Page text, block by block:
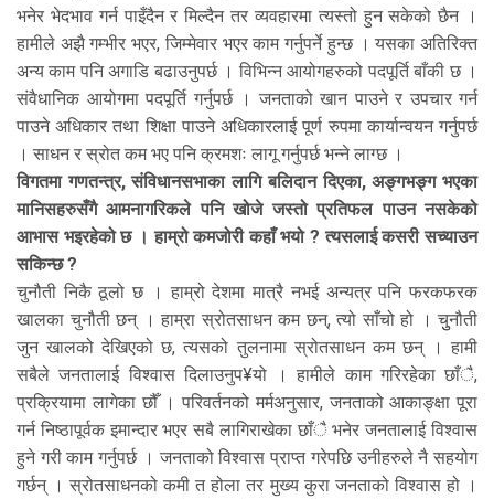
भनेर भेदभाव गर्न पाइँदैन र मिल्दैन तर व्यवहारमा त्यस्तो हुन सकेको छैन ।
हामीले अझै गम्भीर भएर, जिम्मेवार भएर काम गर्नुपर्ने हुन्छ । यसका अतिरिक्त
अन्य काम पनि अगाडि बढाउनुपर्छ । विभिन्न आयोगहरुको पदपूर्ति बाँकी छ ।
संवैधानिक आयोगमा पदपूर्ति गर्नुपर्छ । जनताको खान पाउने र उपचार गर्न
पाउने अधिकार तथा शिक्षा पाउने अधिकारलाई पूर्ण रुपमा कार्यान्वयन गर्नुपर्छ
। साधन र स्रोत कम भए पनि क्रमशः लागू गर्नुपर्छ भन्ने लाग्छ ।
विगतमा गणतन्त्र, संविधानसभाका लागि बलिदान दिएका, अङ्गभङ्ग भएका
मानिसहरुसँगै आमनागरिकले पनि खोजे जस्तो प्रतिफल पाउन नसकेको
आभास भइरहेको छ । हाम्रो कमजोरी कहाँ भयो ? त्यसलाई कसरी सच्याउन
सकिन्छ ?
चुनौती निकै ठूलो छ । हाम्रो देशमा मात्रै नभई अन्यत्र पनि फरकफरक
खालका चुनौती छन् । हाम्रा स्रोतसाधन कम छन्, त्यो साँचो हो । चुुनौती
जुन खालको देखिएको छ, त्यसको तुलनामा स्रोतसाधन कम छन् । हामी
सबैले जनतालाई विश्वास दिलाउनुप¥यो । हामीले काम गरिरहेका छाँै,
प्रक्रियामा लागेका छौँ । परिवर्तनको मर्मअनुसार, जनताको आकाङ्क्षा पूरा
गर्न निष्ठापूर्वक इमान्दार भएर सबै लागिराखेका छाँै भनेर जनतालाई विश्वास
हुने गरी काम गर्नुपर्छ । जनताको विश्वास प्राप्त गरेपछि उनीहरुले नै सहयोग
गर्छन् । स्रोतसाधनको कमी त होला तर मुख्य कुरा जनताको विश्वास हो ।